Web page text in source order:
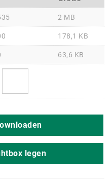
2 MB
178,1 KB
63,6 KB
legen